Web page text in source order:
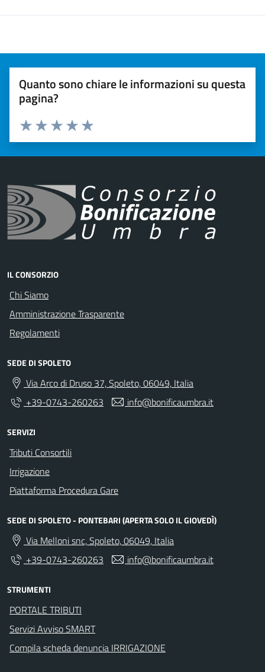
Quanto sono chiare le informazioni su questa
pagina?
Valuta 5 stelle su 5
Valuta 4 stelle su 5
Valuta 3 stelle su 5
Valuta 2 stelle su 5
Valuta 1 stelle su 5
IL CONSORZIO
Chi Siamo
Amministrazione Trasparente
Regolamenti
SEDE DI SPOLETO
Via Arco di Druso 37, Spoleto, 06049, Italia
+39-0743-260263
info@bonificaumbra.it
SERVIZI
Tributi Consortili
Irrigazione
Piattaforma Procedura Gare
SEDE DI SPOLETO - PONTEBARI (APERTA SOLO IL GIOVEDÌ)
Via Melloni snc, Spoleto, 06049, Italia
+39-0743-260263
info@bonificaumbra.it
STRUMENTI
PORTALE TRIBUTI
Servizi Avviso SMART
Compila scheda denuncia IRRIGAZIONE